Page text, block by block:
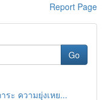
Report Page
Go
ระ ความยุ่งเหย...